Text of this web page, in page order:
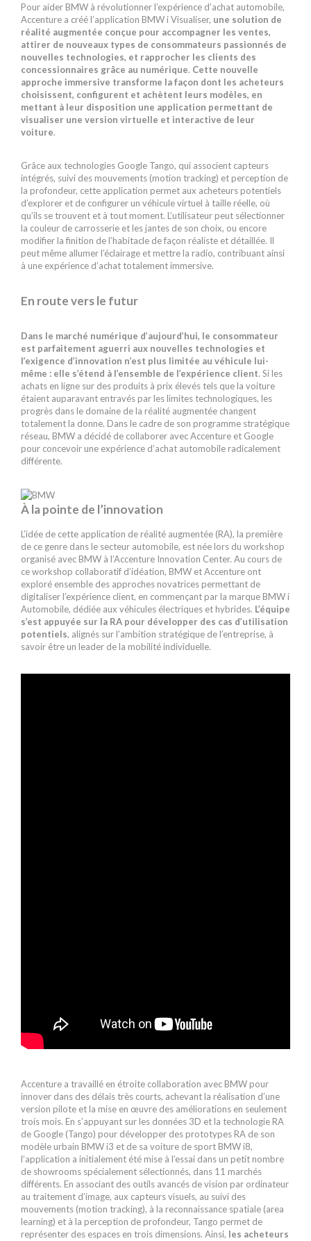
Pour aider BMW à révolutionner l’expérience d’achat automobile,
Accenture a créé l’application BMW i Visualiser, une solution de
réalité augmentée conçue pour accompagner les ventes,
attirer de nouveaux types de consommateurs passionnés de
nouvelles technologies, et rapprocher les clients des
concessionnaires grâce au numérique. Cette nouvelle
approche immersive transforme la façon dont les acheteurs
choisissent, configurent et achètent leurs modèles, en
mettant à leur disposition une application permettant de
visualiser une version virtuelle et interactive de leur
voiture.
Grâce aux technologies Google Tango, qui associent capteurs
intégrés, suivi des mouvements (motion tracking) et perception de
la profondeur, cette application permet aux acheteurs potentiels
d’explorer et de configurer un véhicule virtuel à taille réelle, où
qu’ils se trouvent et à tout moment. L’utilisateur peut sélectionner
la couleur de carrosserie et les jantes de son choix, ou encore
modifier la finition de l’habitacle de façon réaliste et détaillée. Il
peut même allumer l’éclairage et mettre la radio, contribuant ainsi
à une expérience d’achat totalement immersive.
En route vers le futur
Dans le marché numérique d’aujourd’hui, le consommateur
est parfaitement aguerri aux nouvelles technologies et
l’exigence d’innovation n’est plus limitée au véhicule lui-
même : elle s’étend à l’ensemble de l’expérience client. Si les
achats en ligne sur des produits à prix élevés tels que la voiture
étaient auparavant entravés par les limites technologiques, les
progrès dans le domaine de la réalité augmentée changent
totalement la donne. Dans le cadre de son programme stratégique
réseau, BMW a décidé de collaborer avec Accenture et Google
pour concevoir une expérience d’achat automobile radicalement
différente.
À la pointe de l’innovation
L’idée de cette application de réalité augmentée (RA), la première
de ce genre dans le secteur automobile, est née lors du workshop
organisé avec BMW à l’Accenture Innovation Center. Au cours de
ce workshop collaboratif d’idéation, BMW et Accenture ont
exploré ensemble des approches novatrices permettant de
digitaliser l’expérience client, en commençant par la marque BMW i
Automobile, dédiée aux véhicules électriques et hybrides. L’équipe
s’est appuyée sur la RA pour développer des cas d’utilisation
potentiels, alignés sur l’ambition stratégique de l’entreprise, à
savoir être un leader de la mobilité individuelle.
Accenture a travaillé en étroite collaboration avec BMW pour
innover dans des délais très courts, achevant la réalisation d’une
version pilote et la mise en œuvre des améliorations en seulement
trois mois. En s’appuyant sur les données 3D et la technologie RA
de Google (Tango) pour développer des prototypes RA de son
modèle urbain BMW i3 et de sa voiture de sport BMW i8,
l’application a initialement été mise à l’essai dans un petit nombre
de showrooms spécialement sélectionnés, dans 11 marchés
différents. En associant des outils avancés de vision par ordinateur
au traitement d’image, aux capteurs visuels, au suivi des
mouvements (motion tracking), à la reconnaissance spatiale (area
learning) et à la perception de profondeur, Tango permet de
représenter des espaces en trois dimensions. Ainsi, les acheteurs